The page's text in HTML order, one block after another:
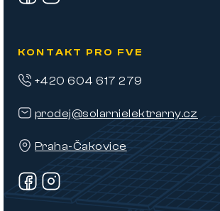
KONTAKT PRO FVE
prodej@solarnielektrarny.cz
Praha-Čakovice
+420 604 617 279